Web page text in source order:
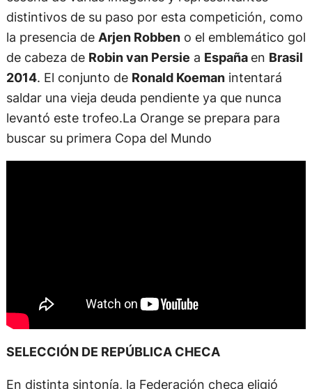
distintivos de su paso por esta competición, como
la presencia de Arjen Robbeno el emblemático gol
de cabeza de Robin van Persie a España en Brasil
2014. El conjunto de Ronald Koemanintentará
saldar una vieja deuda pendiente ya que nunca
levantó este trofeo.La Orange se prepara para
buscar su primera Copa del Mundo
SELECCIÓN DE REPÚBLICA CHECA
En distinta sintonía, la Federación checa eligió